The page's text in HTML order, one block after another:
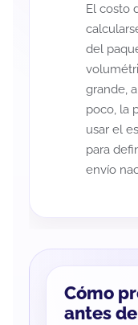
El costo
del
grande,
poco, la
usar el
para
envío
Cómo
antes